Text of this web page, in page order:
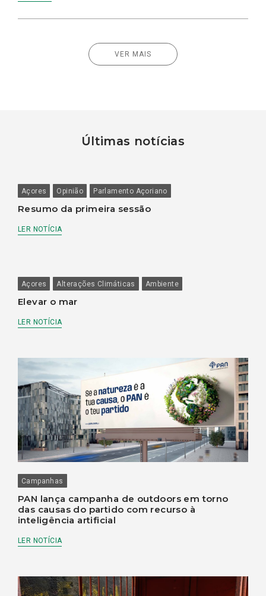
VER MAIS
Últimas notícias
Açores Opinião Parlamento Açoriano
Resumo da primeira sessão
LER NOTÍCIA
Açores Alterações Climáticas Ambiente
Elevar o mar
LER NOTÍCIA
Campanhas
PAN lança campanha de outdoors em torno
das causas do partido com recurso à
inteligência artificial
LER NOTÍCIA